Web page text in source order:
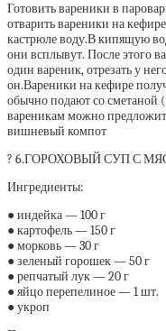
Готовить вареники в
отварить вареники на
кастрюле воду.В кипящую
они всплывут. После этого
один вареник, отрезать у
он.Вареники на кефире
обычно подают со сметаной
вареникам можно
вишневый компот
? 6.ГОРОХОВЫЙ СУП С
Ингредиенты:
● индейка — 100 г
● картофель — 150 г
● морковь — 30 г
● зеленый горошек — 50 г
● репчатый лук — 20 г
● яйцо перепелиное — 1 шт.
● укроп